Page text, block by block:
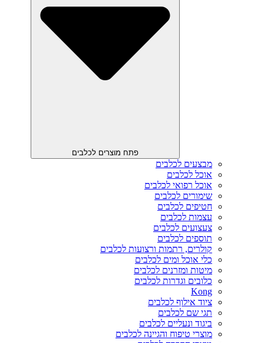
פתח מוצרים לכלבים
מבצעים לכלבים
אוכל לכלבים
אוכל רפואי לכלבים
שימורים לכלבים
חטיפים לכלבים
עצמות לכלבים
צעצועים לכלבים
תוספים לכלבים
קולרים, רתמות ורצועות לכלבים
כלי אוכל ומים לכלבים
מיטות ומזרנים לכלבים
כלובים וגדרות לכלבים
Kong
ציוד אילוף לכלבים
תגי שם לכלבים
ביגוד ונעליים לכלבים
מוצרי טיפוח והגיינה לכלבים